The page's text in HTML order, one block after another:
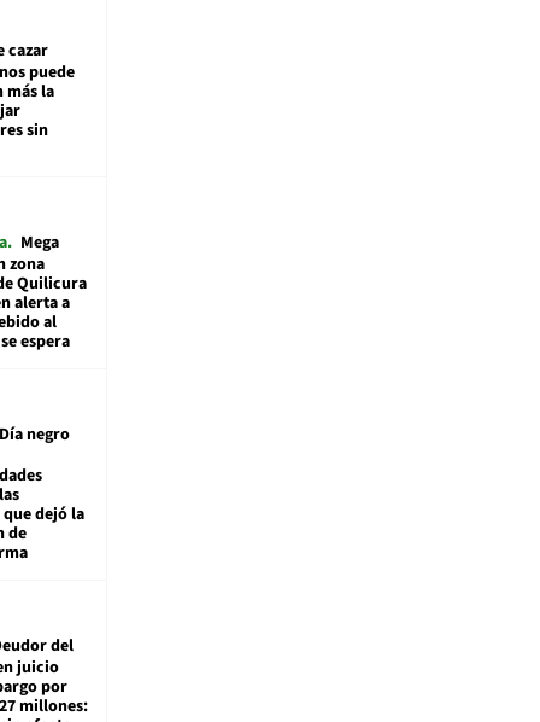
cazar
puede
más la
sin
Mega
zona
Quilicura
alerta a
al
espera
negro
dejó la
de
del
juicio
por
millones: